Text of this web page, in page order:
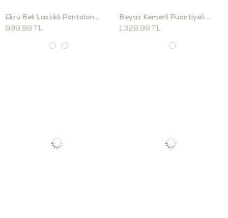
Ekru Beli Lastikli Pantolon 00381
999,99 TL
Beyaz Kemerli Puantiyeli Pantolon Etek 51456
1.329,99 TL